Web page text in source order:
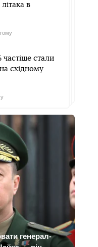
в
стали
східному
генерал-